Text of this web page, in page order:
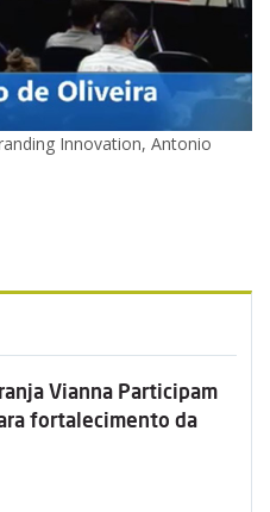
Innovation, Antonio
Vianna Participam
fortalecimento da